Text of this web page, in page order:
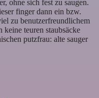
ohne sich fest zu saugen.
finger dann ein bzw.
zu benutzerfreundlichem
teuren staubsäcke
putzfrau: alte sauger